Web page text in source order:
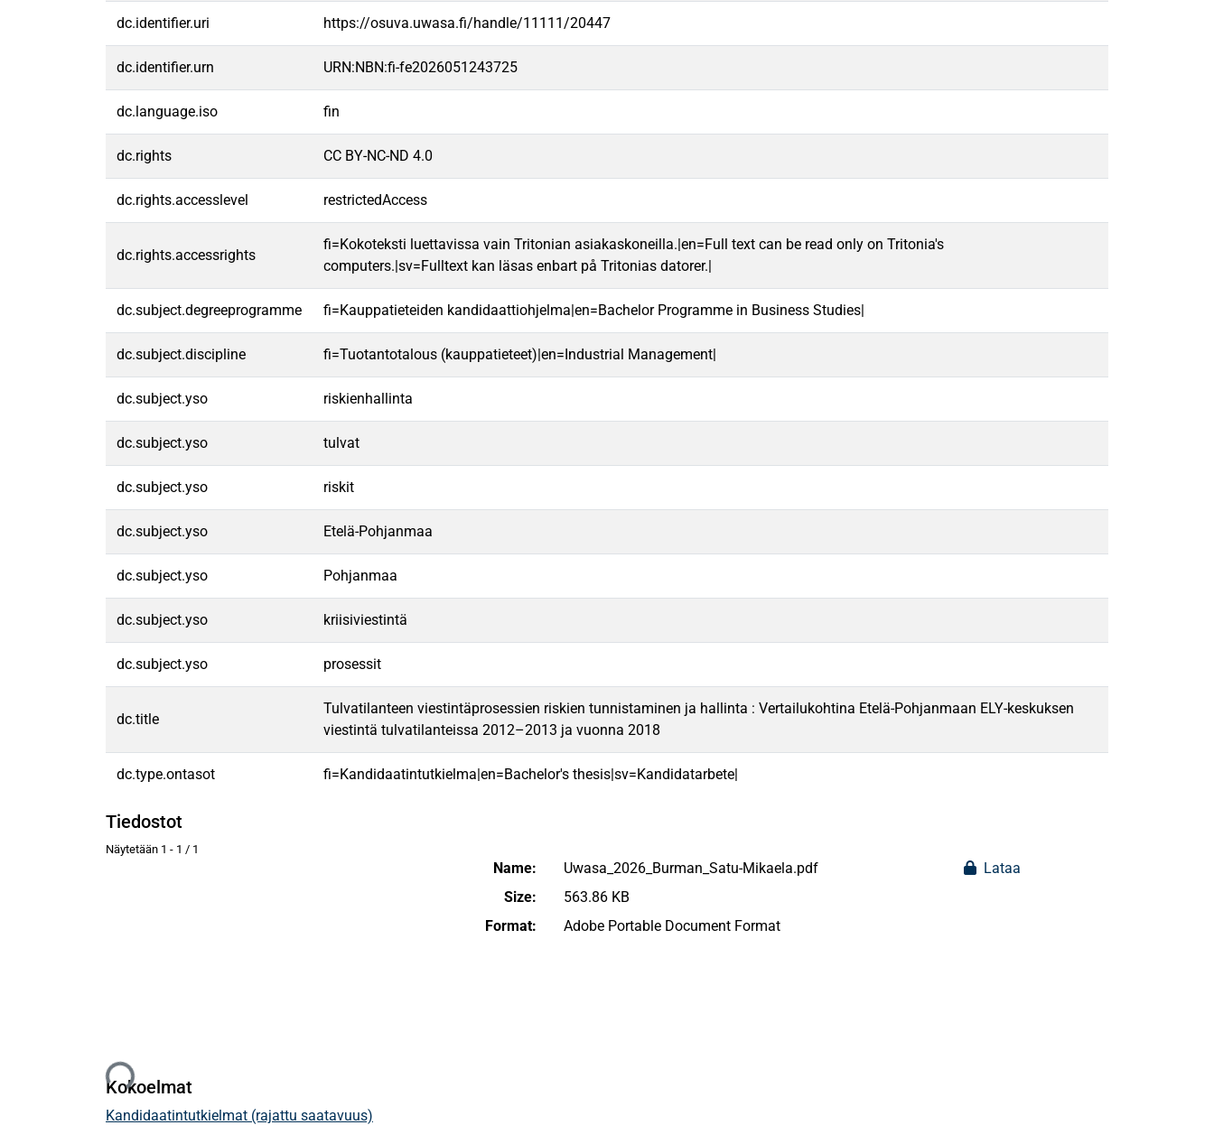
dc.identifier.uri https://osuva.uwasa.fi/handle/11111/20447
dc.identifier.urn URN:NBN:fi-fe2026051243725
dc.language.iso fin
dc.rights CC BY-NC-ND 4.0
dc.rights.accesslevel restrictedAccess
dc.rights.accessrights
fi=Kokoteksti luettavissa vain Tritonian asiakaskoneilla.|en=Full text can be read only on Tritonia's
computers.|sv=Fulltext kan läsas enbart på Tritonias datorer.|
dc.subject.degreeprogramme fi=Kauppatieteiden kandidaattiohjelma|en=Bachelor Programme in Business Studies|
dc.subject.discipline fi=Tuotantotalous (kauppatieteet)|en=Industrial Management|
dc.subject.yso riskienhallinta
dc.subject.yso tulvat
dc.subject.yso riskit
dc.subject.yso Etelä-Pohjanmaa
dc.subject.yso Pohjanmaa
dc.subject.yso kriisiviestintä
dc.subject.yso prosessit
dc.title
Tulvatilanteen viestintäprosessien riskien tunnistaminen ja hallinta : Vertailukohtina Etelä-Pohjanmaan ELY-keskuksen
viestintä tulvatilanteissa 2012–2013 ja vuonna 2018
dc.type.ontasot fi=Kandidaatintutkielma|en=Bachelor's thesis|sv=Kandidatarbete|
Tiedostot
Näytetään 1 - 1 / 1
Ladataan...
Name:
Uwasa_2026_Burman_Satu-Mikaela.pdf
Size:
563.86 KB
Format:
Adobe Portable Document Format
Lataa
Kokoelmat
Kandidaatintutkielmat (rajattu saatavuus)